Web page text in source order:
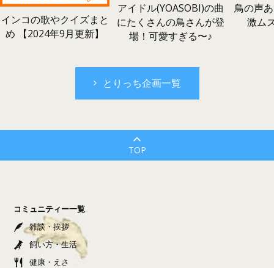
インコの歌やクイズまと
め 【2024年9月更新】
アイドル(YOASOBI)の曲
にたくさんの鳥さんが登
場！可愛すぎる〜♪
鳥の声
激ム
とりっち企画一覧
TOP
コミュニティー一覧
雑談・挨拶
飼い方・生活
健康・えさ